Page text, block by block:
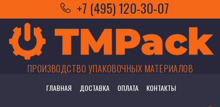
ПРОИЗВОДСТВО УПАКОВОЧНЫХ МАТЕРИАЛОВ
+7 (495) 120-30-07
ГЛАВНАЯ ДОСТАВКА ОПЛАТА КОНТАКТЫ